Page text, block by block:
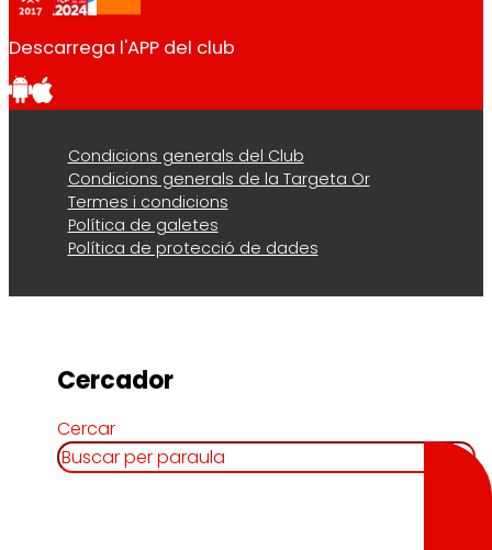
Descarrega l'APP del club
Condicions generals del Club
Condicions generals de la Targeta Or
Termes i condicions
Política de galetes
Política de protecció de dades
Cercador
Cercar